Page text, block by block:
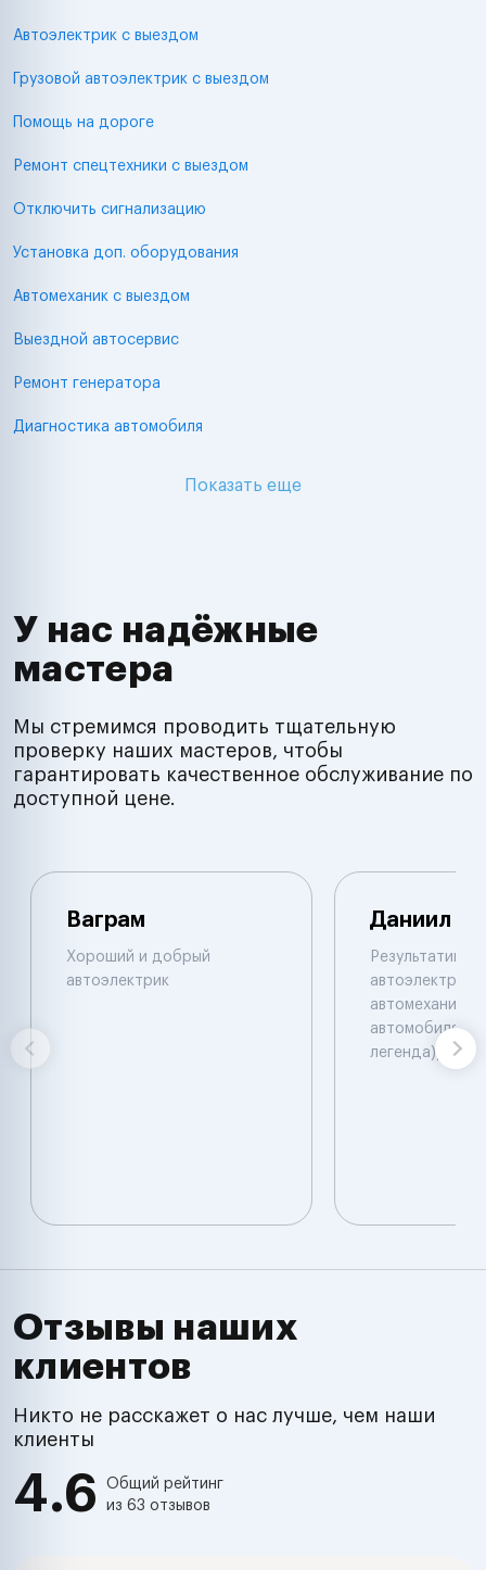
Автоэлектрик с выездом
Грузовой автоэлектрик с выездом
Помощь на дороге
Ремонт спецтехники с выездом
Отключить сигнализацию
Установка доп. оборудования
Автомеханик с выездом
Выездной автосервис
Ремонт генератора
Диагностика автомобиля
Показать еще
У нас надёжные
мастера
Мы стремимся проводить тщательную
проверку наших мастеров, чтобы
гарантировать качественное обслуживание по
доступной цене.
Ваграм
Хороший и добрый
автоэлектрик
Даниил
автоэлектрик и
автомеханик
автомобилям.
легенда))
Отзывы наших
клиентов
Никто не расскажет о нас лучше, чем наши
клиенты
4.6
Общий рейтинг
из 63 отзывов